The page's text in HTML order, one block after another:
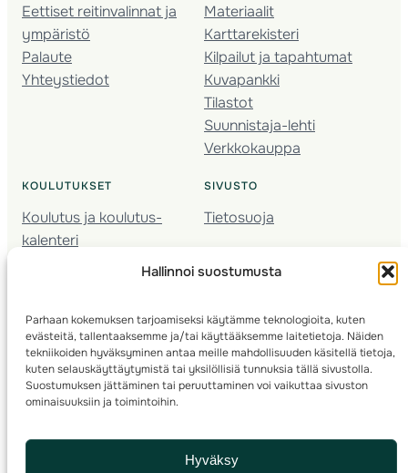
Hallinnoi suostumusta
Parhaan kokemuksen tarjoamiseksi käytämme teknologioita, kuten
evästeitä, tallentaaksemme ja/tai käyttääksemme laitetietoja. Näiden
tekniikoiden hyväksyminen antaa meille mahdollisuuden käsitellä tietoja,
kuten selauskäyttäytymistä tai yksilöllisiä tunnuksia tällä sivustolla.
Suostumuksen jättäminen tai peruuttaminen voi vaikuttaa sivuston
ominaisuuksiin ja toimintoihin.
Hyväksy
Eettiset reitinvalinnat ja
ympäristö
Palaute
Yhteystiedot
Materiaalit
Karttarekisteri
Kilpailut ja tapahtumat
Kuvapankki
Tilastot
Suunnistaja-lehti
Verkkokauppa
KOULUTUKSET
Koulutus ja koulutus­
kalenteri
Nuorison koulutukset
Kartoitus
Ratamestari
SIVUSTO
Tietosuoja
© 2025 ·Suomen Suunnistusliitto· Valimotie 10, 00380 Helsinki, Finland
info(a)suunnistusliitto.fi,Rastilipun asiat: rastilippu(a)suunnistusliitto.fi